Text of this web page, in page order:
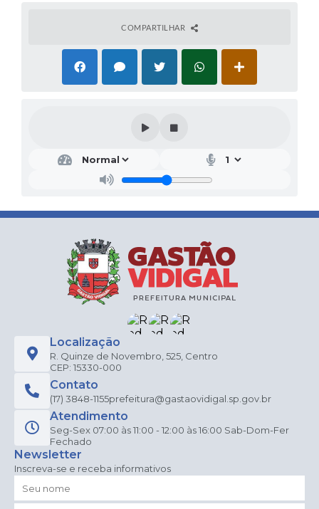
COMPARTILHAR
Localização
R. Quinze de Novembro, 525, Centro
CEP: 15330-000
Contato
(17) 3848-1155prefeitura@gastaovidigal.sp.gov.br
Atendimento
Seg-Sex 07:00 às 11:00 - 12:00 às 16:00 Sab-Dom-Fer
Fechado
Newsletter
Inscreva-se e receba informativos